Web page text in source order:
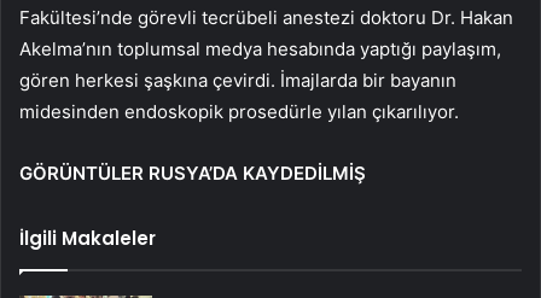
Fakültesi’nde görevli tecrübeli anestezi doktoru Dr. Hakan
Akelma’nın toplumsal medya hesabında yaptığı paylaşım,
gören herkesi şaşkına çevirdi. İmajlarda bir bayanın
midesinden endoskopik prosedürle yılan çıkarılıyor.
GÖRÜNTÜLER RUSYA’DA KAYDEDİLMİŞ
İlgili Makaleler